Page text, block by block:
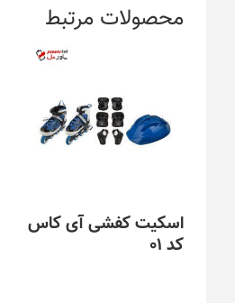
محصولات مرتبط
اسکیت کفشی آی کاس
کد 01